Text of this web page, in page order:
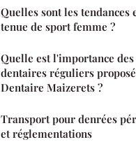
Quelles sont les tendances
tenue de sport femme ?
Quelle est l'importance des
dentaires réguliers
Dentaire Maizerets ?
Transport pour denrées
et réglementations